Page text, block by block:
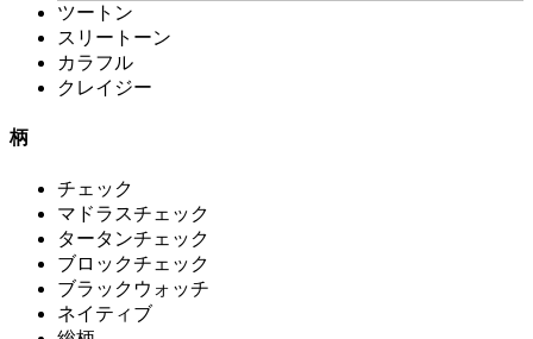
ツートン
スリートーン
カラフル
クレイジー
柄
チェック
マドラスチェック
タータンチェック
ブロックチェック
ブラックウォッチ
ネイティブ